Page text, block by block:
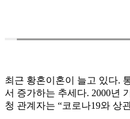
최근 황혼이혼이 늘고 있다.
서 증가하는 추세다. 2000년
청 관계자는 “코로나19와 상